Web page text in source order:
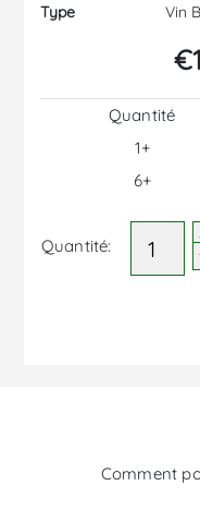
Type
Vin
Quantité
1+
6+
Quantité:
Comment